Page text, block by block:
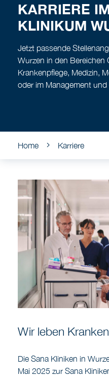
KARRIERE
KLINIKUM
Jetzt passende
Wurzen in den Bereichen
Krankenpflege, Medizin,
oder im Management
Home Karriere
Wir leben
Die Sana Kliniken in
Mai 2025 zur Sana